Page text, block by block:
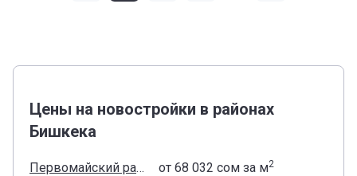
Цены на новостройки в районах
Бишкека
Первомайский район от ‍68 032 сомза м2